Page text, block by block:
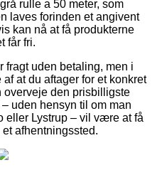
rulle a 50 meter, som
laves forinden et angivent
kan nå at få produkterne
får fri.
fragt uden betaling, men i
at du aftager for et konkret
overveje den prisbilligste
uden hensyn til om man
eller Lystrup – vil være at få
afhentningssted.